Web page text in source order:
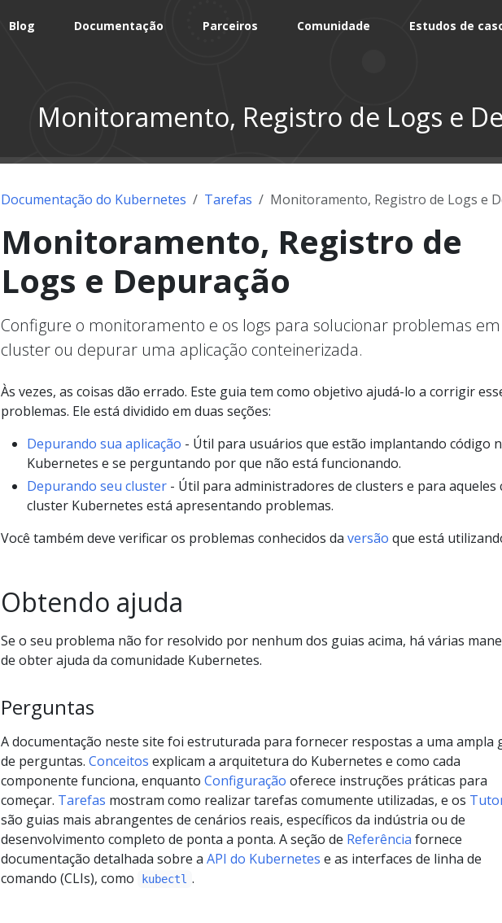
Blog Documentação Parceiros Comunidade Estudos de
Monitoramento, Registro de Logs e
Documentação do Kubernetes Tarefas Monitoramento, Registro de Logs e
Monitoramento, Registro de
Logs e Depuração
Configure o monitoramento e os logs para solucionar problemas
cluster ou depurar uma aplicação conteinerizada.
Às vezes, as coisas dão errado. Este guia tem como objetivo ajudá-lo a corrigir
problemas. Ele está dividido em duas seções:
Depurando sua aplicação - Útil para usuários que estão implantando código
Kubernetes e se perguntando por que não está funcionando.
Depurando seu cluster - Útil para administradores de clusters e para aqueles
cluster Kubernetes está apresentando problemas.
Você também deve verificar os problemas conhecidos da versão que está
Obtendo ajuda
Se o seu problema não for resolvido por nenhum dos guias acima, há várias
de obter ajuda da comunidade Kubernetes.
Perguntas
A documentação neste site foi estruturada para fornecer respostas a uma ampla
de perguntas. Conceitos explicam a arquitetura do Kubernetes e como cada
componente funciona, enquanto Configuração oferece instruções práticas para
começar. Tarefas mostram como realizar tarefas comumente utilizadas, e os
são guias mais abrangentes de cenários reais, específicos da indústria ou de
desenvolvimento completo de ponta a ponta. A seção de Referência fornece
documentação detalhada sobre a API do Kubernetes e as interfaces de linha de
comando (CLIs), como
kubectl .